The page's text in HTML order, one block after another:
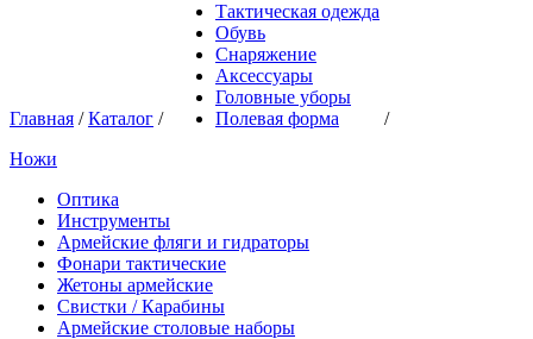
Главная /Каталог /
Тактическая одежда
Обувь
Снаряжение
Аксессуары
Головные уборы
Полевая форма
/
Ножи
Оптика
Инструменты
Армейские фляги и гидраторы
Фонари тактические
Жетоны армейские
Свистки / Карабины
Армейские столовые наборы